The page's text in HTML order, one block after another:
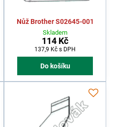
Nůž Brother S02645-001
Skladem
114 Kč
137,9 Kč s DPH
Do košíku